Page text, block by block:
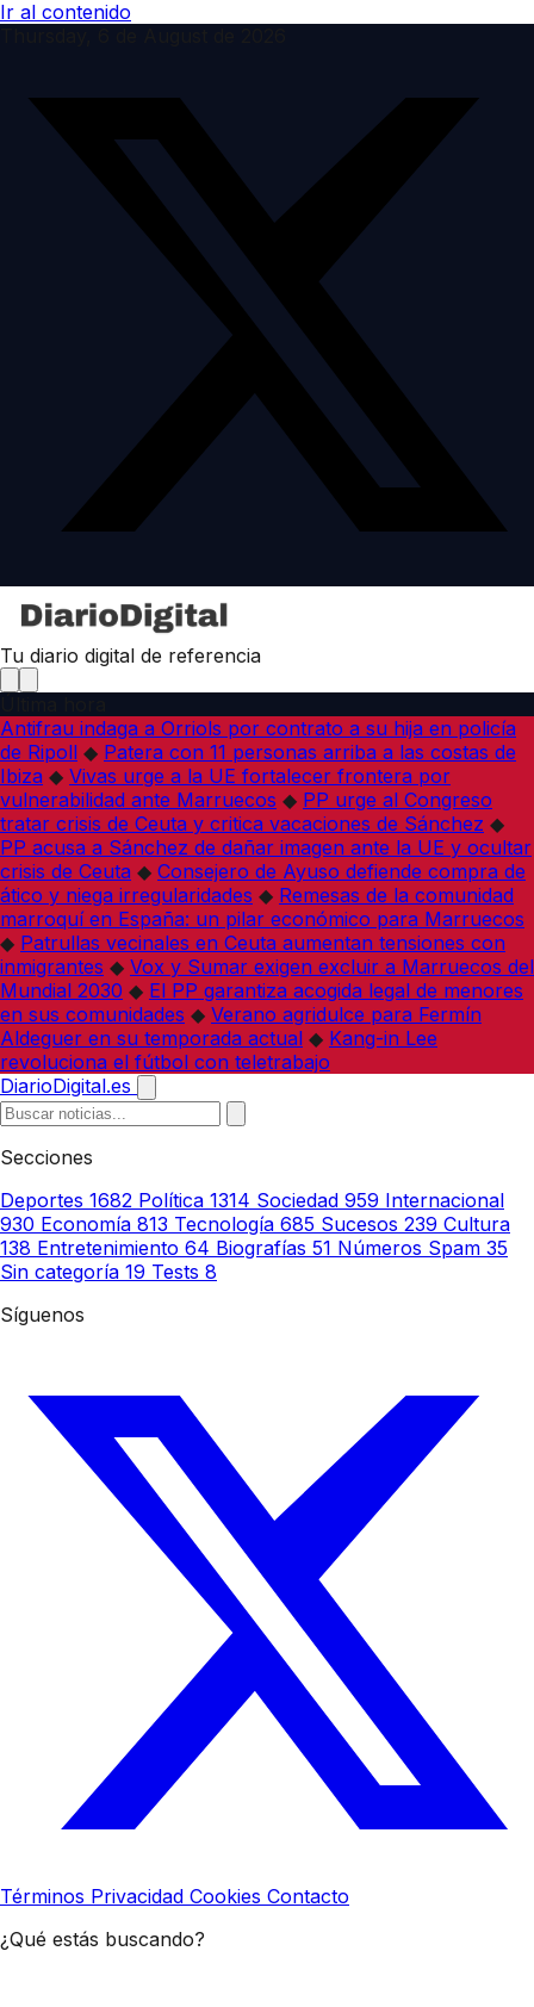
Ir al contenido
Tu diario digital de referencia
Antifrau indaga a Orriols por contrato a su hija en policía
de Ripoll ◆ Patera con 11 personas arriba a las costas de
Ibiza ◆ Vivas urge a la UE fortalecer frontera por
vulnerabilidad ante Marruecos ◆ PP urge al Congreso
tratar crisis de Ceuta y critica vacaciones de Sánchez ◆
PP acusa a Sánchez de dañar imagen ante la UE y ocultar
crisis de Ceuta ◆ Consejero de Ayuso defiende compra de
ático y niega irregularidades ◆ Remesas de la comunidad
marroquí en España: un pilar económico para Marruecos
◆ Patrullas vecinales en Ceuta aumentan tensiones con
inmigrantes ◆ Vox y Sumar exigen excluir a Marruecos del
Mundial 2030 ◆ El PP garantiza acogida legal de menores
en sus comunidades ◆ Verano agridulce para Fermín
Aldeguer en su temporada actual ◆ Kang-in Lee
revoluciona el fútbol con teletrabajo
DiarioDigital.es
Secciones
Deportes 1682 Política 1314 Sociedad 959 Internacional
930 Economía 813 Tecnología 685 Sucesos 239 Cultura
138 Entretenimiento 64 Biografías 51 Números Spam 35
Sin categoría 19 Tests 8
Síguenos
Términos Privacidad Cookies Contacto
¿Qué estás buscando?